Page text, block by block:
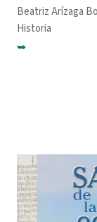
Beatriz Arízaga
Historia
➥